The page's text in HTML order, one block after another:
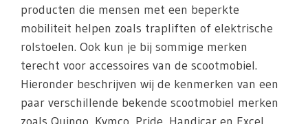
producten die mensen met een beperkte
mobiliteit helpen zoals trapliften of elektrische
rolstoelen. Ook kun je bij sommige merken
terecht voor accessoires van de scootmobiel.
Hieronder beschrijven wij de kenmerken van een
paar verschillende bekende scootmobiel merken